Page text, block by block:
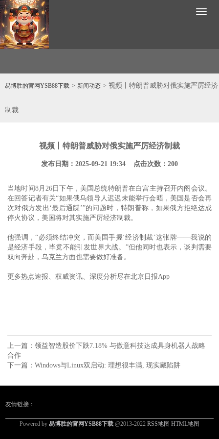
易博胜的官网YSB88下载 > 新闻动态 > 视频丨特朗普威胁对俄实施严厉经济
制裁
视频丨特朗普威胁对俄实施严厉经济制裁
发布日期：2025-09-21 19:34 点击次数：200
当地时间8月26日下午，美国总统特朗普在白宫主持召开内阁会议。
在回答记者有关“如果俄乌领导人迟迟未能举行会晤，美国是否会再
次对俄方发出‘最后通牒’”的问题时，特朗普称，如果俄方拒绝达成
停火协议，美国将对其实施严厉经济制裁。
他强调，“必须终结冲突，而美国手握‘经济制裁’这张牌——我说的
是经济手段，毕竟不能引发世界大战。”但他同时也表示，谈判需要
双向奔赴，乌克兰方面也需要做好准备。
更多热点速报、权威资讯、深度分析尽在北京日报App
上一篇： 领益智造股价下跌7.18% 与傲意科技达成具身机器人战略
合作
下一篇： Windows与Linux双启动: 理想很丰满, 现实藏陷阱
友情链接：
Powered by 易博胜的官网YSB88下载 @2013-2022 RSS地图 HTML地图